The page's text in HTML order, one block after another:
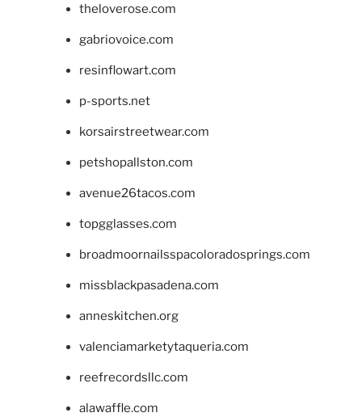
theloverose.com
gabriovoice.com
resinflowart.com
p-sports.net
korsairstreetwear.com
petshopallston.com
avenue26tacos.com
topgglasses.com
broadmoornailsspacoloradosprings.com
missblackpasadena.com
anneskitchen.org
valenciamarketytaqueria.com
reefrecordsllc.com
alawaffle.com